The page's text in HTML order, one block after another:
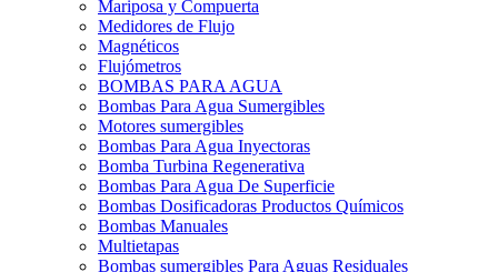
Mariposa y Compuerta
Medidores de Flujo
Magnéticos
Flujómetros
BOMBAS PARA AGUA
Bombas Para Agua Sumergibles
Motores sumergibles
Bombas Para Agua Inyectoras
Bomba Turbina Regenerativa
Bombas Para Agua De Superficie
Bombas Dosificadoras Productos Químicos
Bombas Manuales
Multietapas
Bombas sumergibles Para Aguas Residuales